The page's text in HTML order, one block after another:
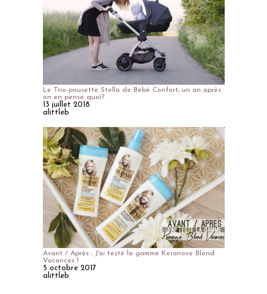
Le Trio-pousette Stella de Bébé Confort, un an après
on en pense quoi?
13 juillet 2018
alittleb
Avant / Après : J'ai testé la gamme Keranove Blond
Vacances !
5 octobre 2017
alittleb